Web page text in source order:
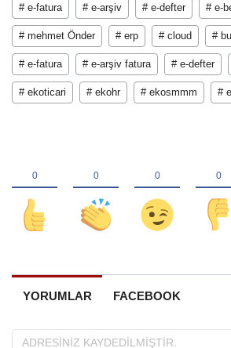
# e-fatura # e-arşiv # e-defter # e-
# mehmet Önder # erp # cloud #
# e-fatura # e-arşiv fatura # e-defter
# ekoticari # ekohr # ekosmmm #
YORUMLAR FACEBOOK